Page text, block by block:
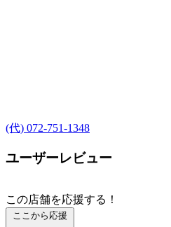
(代) 072-751-1348
ユーザーレビュー
この店舗を応援する！
ここから応援